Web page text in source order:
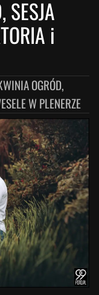
SESJA
i
OGRÓD,
W PLENERZE